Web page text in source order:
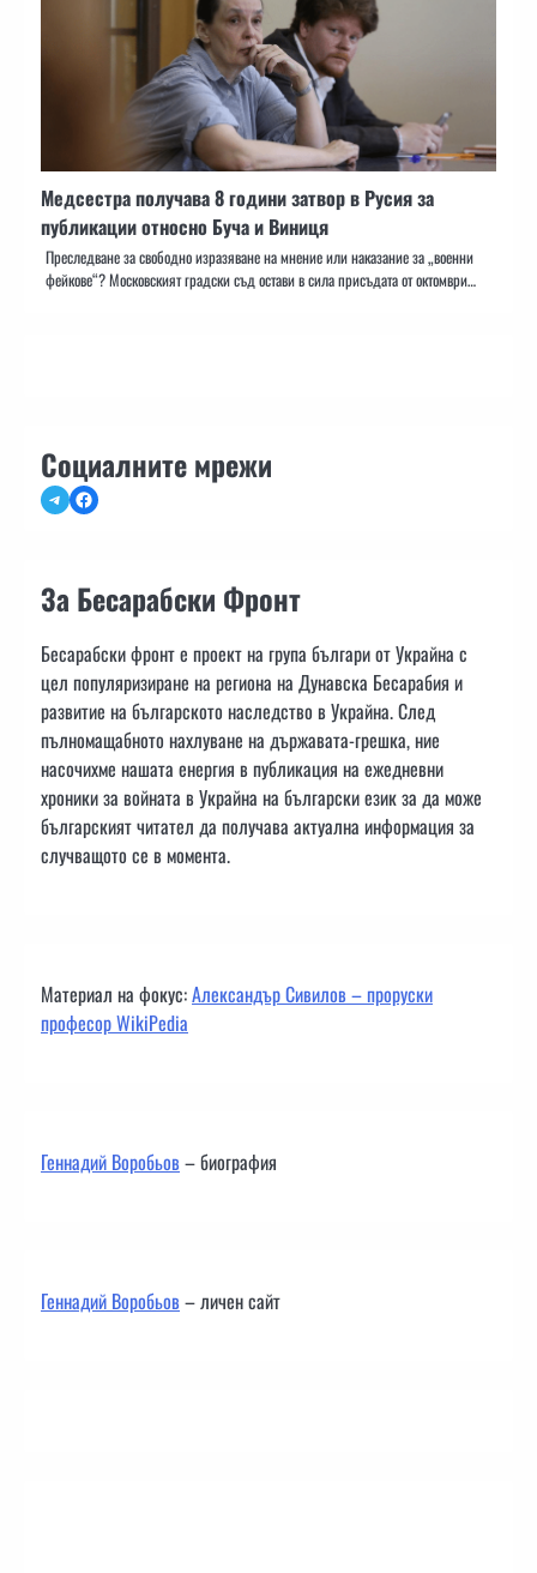
Медсестра получава 8 години затвор в Русия за
публикации относно Буча и Виниця
Преследване за свободно изразяване на мнение или наказание за „военни
фейкове“? Московският градски съд остави в сила присъдата от октомври…
Социалните мрежи
TelegramFacebook
За Бесарабски Фронт
Бесарабски фронт е проект на група българи от Украйна с
цел популяризиране на региона на Дунавска Бесарабия и
развитие на българското наследство в Украйна. След
пълномащабното нахлуване на държавата-грешка, ние
насочихме нашата енергия в публикация на ежедневни
хроники за войната в Украйна на български език за да може
българският читател да получава актуална информация за
случващото се в момента.
Материал на фокус:Александър Сивилов – проруски
професор WikiPedia
Геннадий Воробьов– биография
Геннадий Воробьов– личен сайт